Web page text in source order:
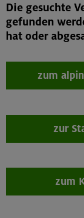
Die gesuchte
gefunden
hat oder
zum
zur
zum